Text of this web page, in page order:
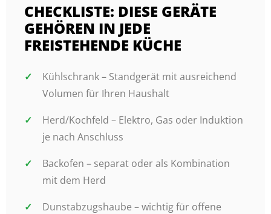
CHECKLISTE: DIESE GERÄTE
GEHÖREN IN JEDE
FREISTEHENDE KÜCHE
Kühlschrank – Standgerät mit ausreichend
Volumen für Ihren Haushalt
Herd/Kochfeld – Elektro, Gas oder Induktion
je nach Anschluss
Backofen – separat oder als Kombination
mit dem Herd
Dunstabzugshaube – wichtig für offene